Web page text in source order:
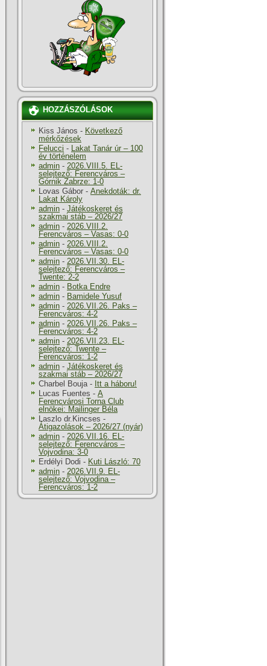
HOZZÁSZÓLÁSOK
Kiss János - Következő
mérkőzések
Felucci - Lakat Tanár úr – 100
év történelem
admin - 2026.VIII.5. EL-
selejtező: Ferencváros –
Górnik Zabrze: 1-0
Lovas Gábor - Anekdoták: dr.
Lakat Károly
admin - Játékoskeret és
szakmai stáb – 2026/27
admin - 2026.VIII.2.
Ferencváros – Vasas: 0-0
admin - 2026.VIII.2.
Ferencváros – Vasas: 0-0
admin - 2026.VII.30. EL-
selejtező: Ferencváros –
Twente: 2-2
admin - Botka Endre
admin - Bamidele Yusuf
admin - 2026.VII.26. Paks –
Ferencváros: 4-2
admin - 2026.VII.26. Paks –
Ferencváros: 4-2
admin - 2026.VII.23. EL-
selejtező: Twente –
Ferencváros: 1-2
admin - Játékoskeret és
szakmai stáb – 2026/27
Charbel Bouja- Itt a háboru!
Lucas Fuentes - A
Ferencvárosi Torna Club
elnökei: Mailinger Béla
Laszlo dr.Kincses -
Átigazolások – 2026/27 (nyár)
admin - 2026.VII.16. EL-
selejtező: Ferencváros –
Vojvodina: 3-0
Erdélyi Dodi - Kuti László: 70
admin - 2026.VII.9. EL-
selejtező: Vojvodina –
Ferencváros: 1-2